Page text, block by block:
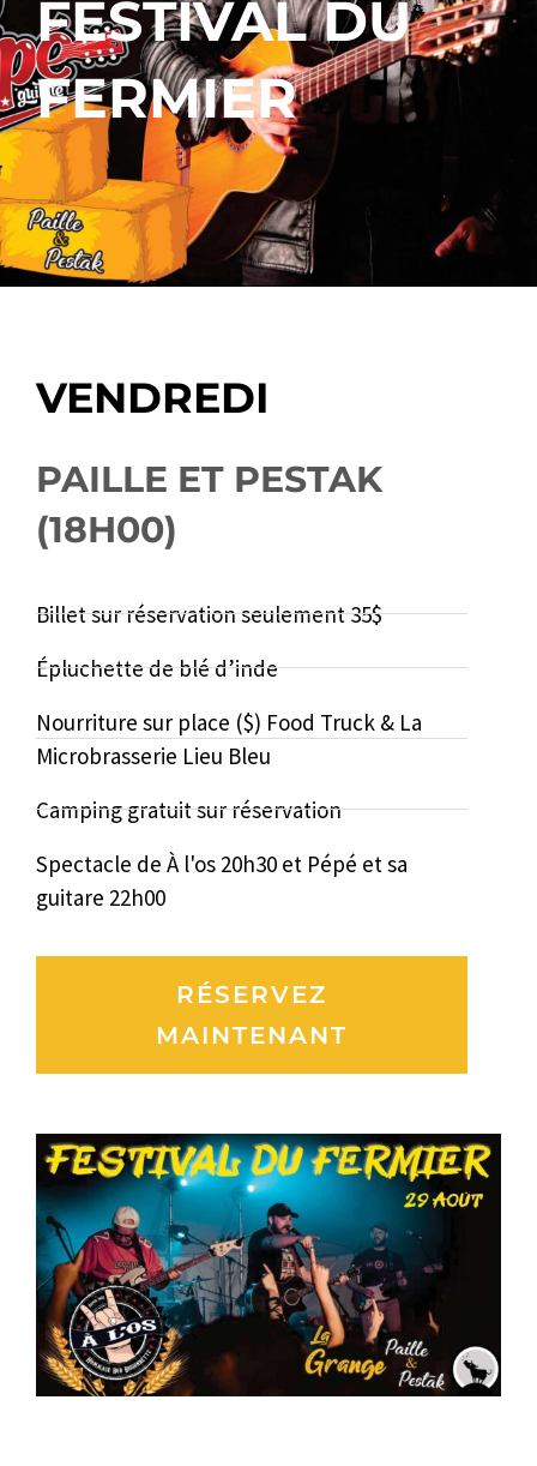
FESTIVAL DU
FERMIER
VENDREDI
PAILLE ET PESTAK
(18H00)
Billet sur réservation seulement 35$
Épluchette de blé d’inde
Nourriture sur place ($) Food Truck & La
Microbrasserie Lieu Bleu
Camping gratuit sur réservation
Spectacle de À l'os 20h30 et Pépé et sa
guitare 22h00
RÉSERVEZ
MAINTENANT